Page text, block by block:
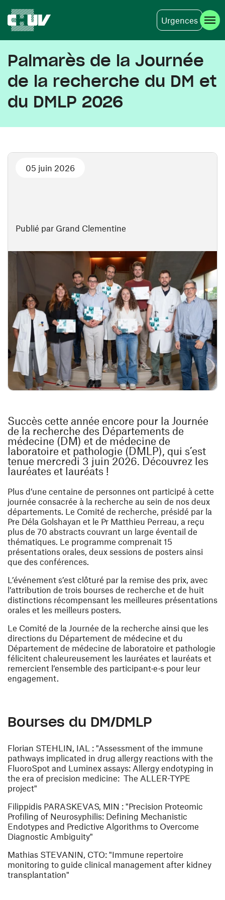
Urgences
Palmarès de la Journée
de la recherche du DM et
du DMLP 2026
Publié par Grand Clementine
05 juin 2026
Succès cette année encore pour la Journée
de la recherche des Départements de
médecine (DM) et de médecine de
laboratoire et pathologie (DMLP), qui s’est
tenue mercredi 3 juin 2026. Découvrez les
lauréates et lauréats !
Plus d’une centaine de personnes ont participé à cette
journée consacrée à la recherche au sein de nos deux
départements. Le Comité de recherche, présidé par la
Pre Déla Golshayan et le Pr Matthieu Perreau, a reçu
plus de 70 abstracts couvrant un large éventail de
thématiques. Le programme comprenait 15
présentations orales, deux sessions de posters ainsi
que des conférences.
L’événement s’est clôturé par la remise des prix, avec
l’attribution de trois bourses de recherche et de huit
distinctions récompensant les meilleures présentations
orales et les meilleurs posters.
Le Comité de la Journée de la recherche ainsi que les
directions du Département de médecine et du
Département de médecine de laboratoire et pathologie
félicitent chaleureusement les lauréates et lauréats et
remercient l’ensemble des participant·e·s pour leur
engagement.
Bourses du DM/DMLP
Florian STEHLIN, IAL : "Assessment of the immune
pathways implicated in drug allergy reactions with the
FluoroSpot and Luminex assays: Allergy endotyping in
the era of precision medicine: The ALLER-TYPE
project"
Filippidis PARASKEVAS, MIN : "Precision Proteomic
Profiling of Neurosyphilis: Defining Mechanistic
Endotypes and Predictive Algorithms to Overcome
Diagnostic Ambiguity"
Mathias STEVANIN, CTO: "Immune repertoire
monitoring to guide clinical management after kidney
transplantation"